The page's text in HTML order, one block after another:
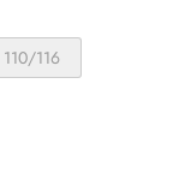
110/116